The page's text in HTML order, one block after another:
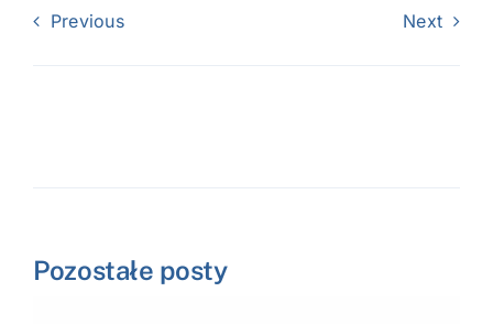
Previous Next
Pozostałe posty